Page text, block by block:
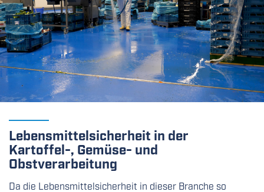
​​​​​​​Lebensmittelsicherheit in der
Kartoffel-, Gemüse- und
Obstverarbeitung
Da die Lebensmittelsicherheit in dieser Branche so